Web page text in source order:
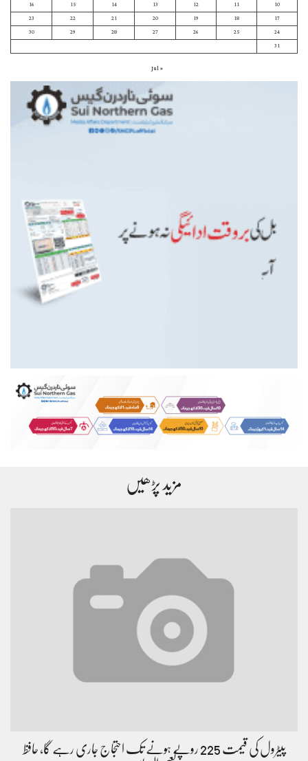
10
11
12
13
14
15
16
17
18
19
20
21
22
23
24
25
26
27
28
29
30
31
« Jul
مزید پڑھیں
پیٹرول کی قیمت 225 روپے ہونے تک احتجاج جاری رہے گا، حافظ